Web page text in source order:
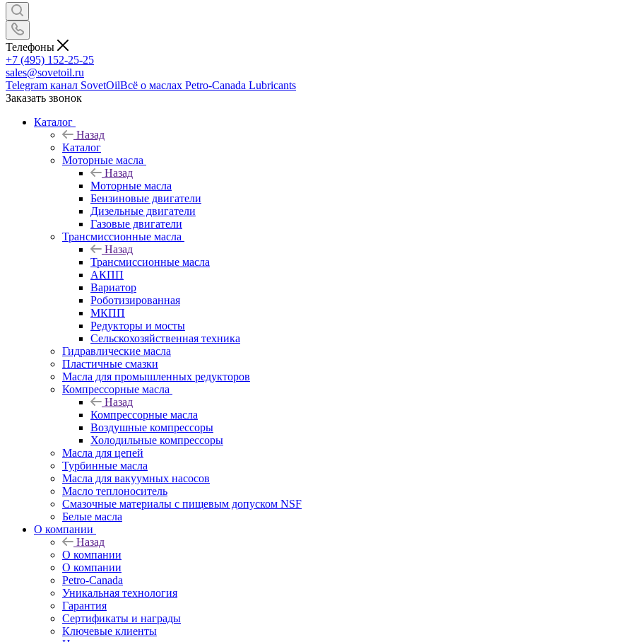
Телефоны
+7 (495) 152-25-25
sales@sovetoil.ru
Telegram канал SovetOilВсё о маслах Petro-Canada Lubricants
Заказать звонок
Каталог
Назад
Каталог
Моторные масла
Назад
Моторные масла
Бензиновые двигатели
Дизельные двигатели
Газовые двигатели
Трансмиссионные масла
Назад
Трансмиссионные масла
АКПП
Вариатор
Роботизированная
МКПП
Редукторы и мосты
Сельскохозяйственная техника
Гидравлические масла
Пластичные смазки
Масла для промышленных редукторов
Компрессорные масла
Назад
Компрессорные масла
Воздушные компрессоры
Холодильные компрессоры
Масла для цепей
Турбинные масла
Масла для вакуумных насосов
Масло теплоноситель
Смазочные материалы с пищевым допуском NSF
Белые масла
О компании
Назад
О компании
О компании
Petro-Сanada
Уникальная технология
Гарантия
Сертификаты и награды
Ключевые клиенты